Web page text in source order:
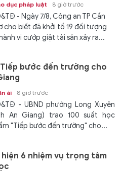
dục pháp luật 8 giờ trước
- Ngày 7/8, Công an TP Cần
cho biết đã khởi tố 19 đối tượng
vi cướp giật tài sản xảy ra...
bước đến trường cho
ái 8 giờ trước
- UBND phường Long Xuyên
An Giang) trao 100 suất học
"Tiếp bước đến trường" cho...
6 nhiệm vụ trọng tâm